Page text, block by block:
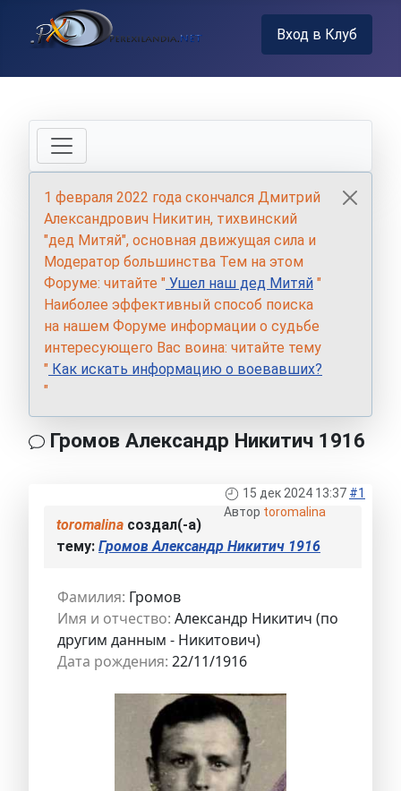
Вход в Клуб
1 февраля 2022 года скончался Дмитрий
Александрович Никитин, тихвинский
"дед Митяй", основная движущая сила и
Модератор большинства Тем на этом
Форуме: читайте " Ушел наш дед Митяй "
Наиболее эффективный способ поиска
на нашем Форуме информации о судьбе
интересующего Вас воина: читайте тему
" Как искать информацию о воевавших?
"
Громов Александр Никитич 1916
15 дек 2024 13:37 #1
Автор toromalina
toromalina создал(-а)
тему: Громов Александр Никитич 1916
Фамилия: Громов
Имя и отчество: Александр Никитич (по
другим данным - Никитович)
Дата рождения: 22/11/1916